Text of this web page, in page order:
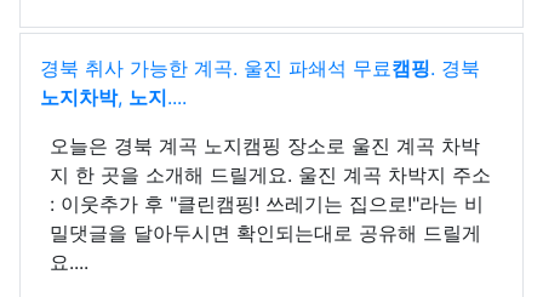
경북 취사 가능한 계곡. 울진 파쇄석 무료캠핑. 경북
노지차박, 노지....
오늘은 경북 계곡 노지캠핑 장소로 울진 계곡 차박
지 한 곳을 소개해 드릴게요. 울진 계곡 차박지 주소
: 이웃추가 후 "클린캠핑! 쓰레기는 집으로!"라는 비
밀댓글을 달아두시면 확인되는대로 공유해 드릴게
요....